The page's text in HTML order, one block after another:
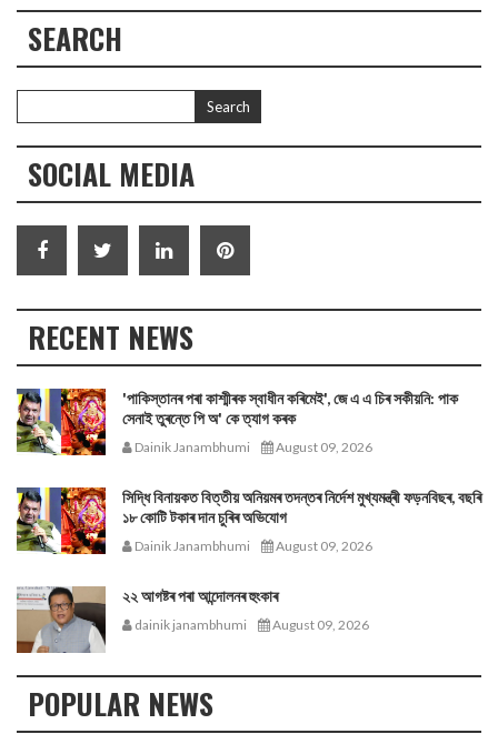
SEARCH
SOCIAL MEDIA
RECENT NEWS
'পাকিস্তানৰ পৰা কাশ্মীৰক স্বাধীন কৰিমেই', জে এ এ চিৰ সকীয়নি: পাক
সেনাই তুৰন্তে পি অ' কে ত্যাগ কৰক
Dainik Janambhumi August 09, 2026
সিদ্ধি বিনায়কত বিত্তীয় অনিয়মৰ তদন্তৰ নিৰ্দেশ মুখ্যমন্ত্ৰী ফড়নবিছৰ, বছৰি
১৮ কোটি টকাৰ দান চুৰিৰ অভিযোগ
Dainik Janambhumi August 09, 2026
২২ আগষ্টৰ পৰা আন্দোলনৰ হুংকাৰ
dainik janambhumi August 09, 2026
POPULAR NEWS